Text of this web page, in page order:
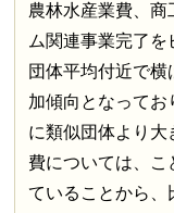
農林水産業費、
ム関連事業完了
団体平均付近で
加傾向となって
に類似団体より大
費については、
ていることから、